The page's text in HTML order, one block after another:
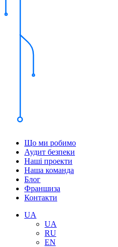
Що ми робимо
Аудит безпеки
Наші проекти
Наша команда
Блог
Франшиза
Контакти
UA
UA
RU
EN